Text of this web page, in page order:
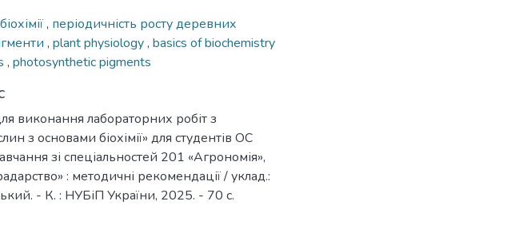
, періодичність росту деревних
, plant physiology, basics of biochemistry
, photosynthetic pigments
виконання лабораторних робіт з
з основами біохімії» для студентів ОС
зі спеціальностей 201 «Агрономія»,
: методичні рекомендації / уклад.:
- К. : НУБіП України, 2025. - 70 с.